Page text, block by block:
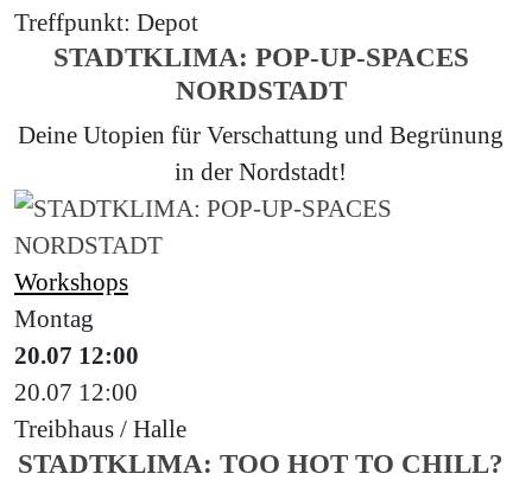
Treffpunkt: Depot
STADTKLIMA: POP-UP-SPACES
NORDSTADT
Deine Utopien für Verschattung und Begrünung
in der Nordstadt!
Workshops
Montag
20.07 12:00
20.07 12:00
Treibhaus / Halle
STADTKLIMA: TOO HOT TO CHILL?